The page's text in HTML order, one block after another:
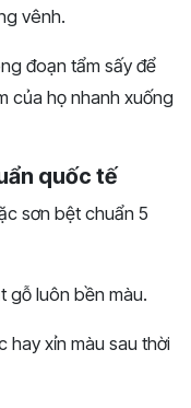
vênh.
đoạn tẩm sấy để
của họ nhanh xuống
quốc tế
sơn bệt chuẩn 5
gỗ luôn bền màu.
xỉn màu sau thời